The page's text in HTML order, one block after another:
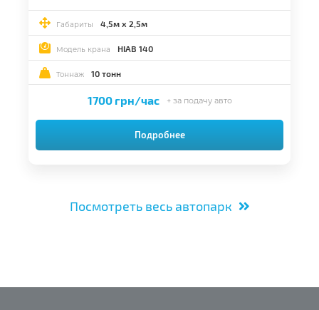
Габариты 4,5м х 2,5м
Модель крана HIAB 140
Тоннаж 10 тонн
1700 грн/час + за подачу авто
Подробнее
Посмотреть весь автопарк